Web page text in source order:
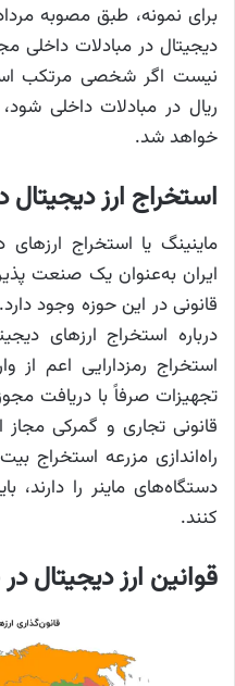
دیجیتال در مبادلات
نیست اگر شخصی مرتکب
ریال در مبادلات داخلی
خواهد شد.
استخراج ارز دیجیتال
ماینینگ یا استخراج
ایران به‌عنوان یک صنعت
درباره استخراج ارزهای
استخراج رمزدارایی اعم از
تجهیزات صرفاً با دریافت
قانونی تجاری و گمرکی
راه‌اندازی مزرعه استخراج
دستگاه‌های ماینر را
کنند.
قوانین ارز دیجیتال